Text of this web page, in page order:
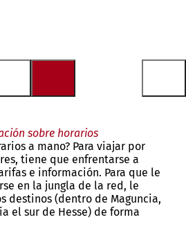
sobre horarios
a mano? Para viajar por
tiene que enfrentarse a
e información. Para que le
en la jungla de la red, le
destinos (dentro de Maguncia,
el sur de Hesse) de forma